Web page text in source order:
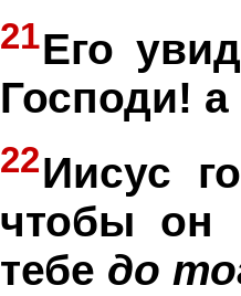
21Его
Господи!
22Иисус
чтобы он
тебе до